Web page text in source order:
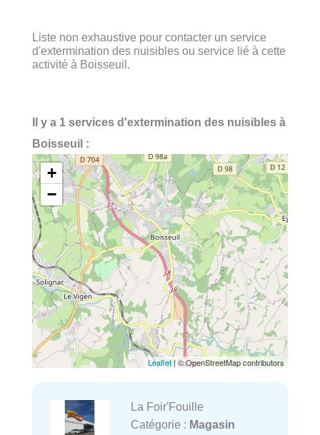
Liste non exhaustive pour contacter un service
d'extermination des nuisibles ou service lié à cette
activité à Boisseuil.
Il y a 1 services d'extermination des nuisibles à
Boisseuil :
+
−
Leaflet | © OpenStreetMap contributors
La Foir'Fouille
Catégorie : Magasin